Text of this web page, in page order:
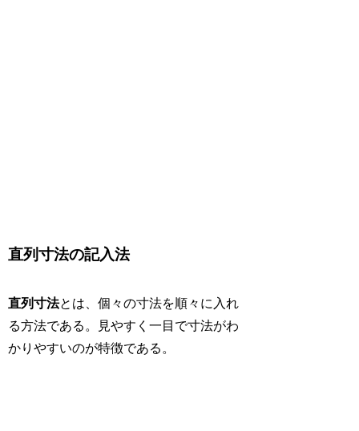
直列寸法の記入法
直列寸法とは、個々の寸法を順々に入れ
る方法である。見やすく一目で寸法がわ
かりやすいのが特徴である。